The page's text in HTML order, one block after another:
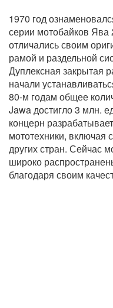
1970 год
серии мотобайков
отличались своим
рамой и раздельной
Дуплексная закрытая
начали
80-м годам общее
Jawa достигло 3 млн.
концерн
мототехники, включая
других стран. Сейчас
широко
благодаря своим